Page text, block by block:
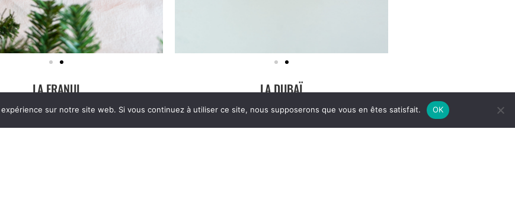
LA FRANUI
et mousse au chocolat glacée, cœur
coulant framboise.
LA DUBAÏ
Glace pistache et glace chocolat, avec un insert
crème de pistache et Kadaïf.
sur notre site web. Si vous continuez à utiliser ce site, nous supposerons que vous en êtes satisfait. OK